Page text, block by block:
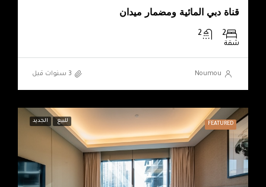
قناة دبي المائية ومضمار ميدان
2
2
شقة
Noumou
FEATURED للبيع الجديد